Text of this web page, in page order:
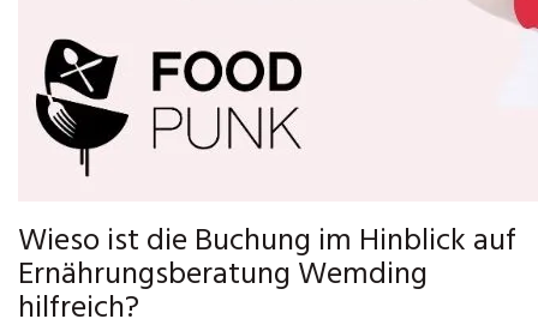
Wieso ist die Buchung im Hinblick auf
Ernährungsberatung Wemding
hilfreich?